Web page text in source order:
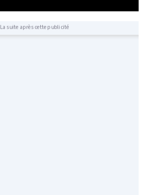
La suite après cette publicité